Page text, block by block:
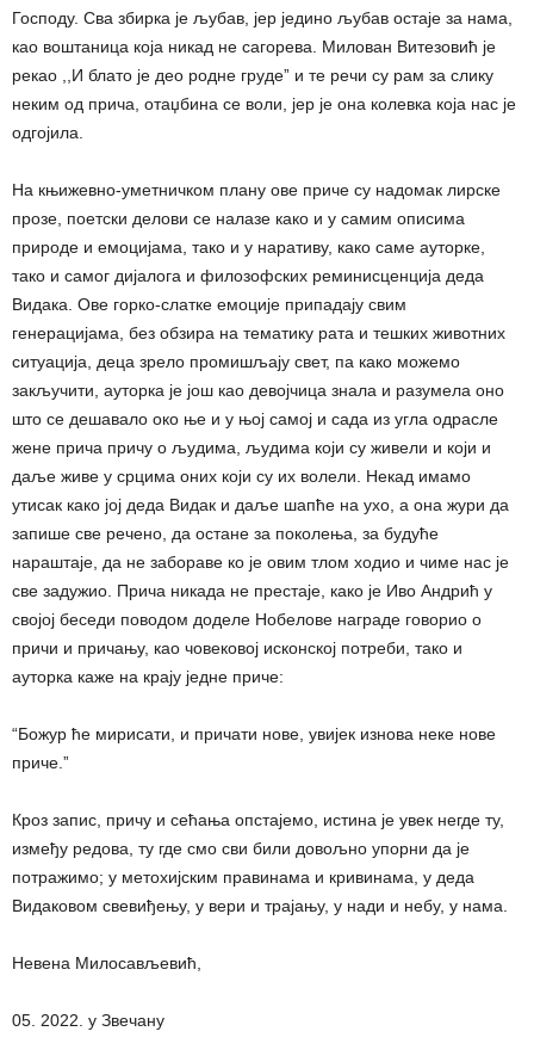
Господу. Сва збирка је љубав, јер једино љубав остаје за нама,
као воштаница која никад не сагорева. Милован Витезовић је
рекао ,,И блато је део родне грудеˮ и те речи су рам за слику
неким од прича, отаџбина се воли, јер је она колевка која нас је
одгојила.
На књижевно-уметничком плану ове приче су надомак лирске
прозе, поетски делови се налазе како и у самим описима
природе и емоцијама, тако и у наративу, како саме ауторке,
тако и самог дијалога и филозофских реминисценција деда
Видака. Ове горко-слатке емоције припадају свим
генерацијама, без обзира на тематику рата и тешких животних
ситуација, деца зрело промишљају свет, па како можемо
закључити, ауторка је још као девојчица знала и разумела оно
што се дешавало око ње и у њој самој и сада из угла одрасле
жене прича причу о људима, људима који су живели и који и
даље живе у срцима оних који су их волели. Некад имамо
утисак како јој деда Видак и даље шапће на ухо, а она жури да
запише све речено, да остане за поколења, за будуће
нараштаје, да не забораве ко је овим тлом ходио и чиме нас је
све задужио. Прича никада не престаје, како је Иво Андрић у
својој беседи поводом доделе Нобелове награде говорио о
причи и причању, као човековој исконској потреби, тако и
ауторка каже на крају једне приче:
“Божур ће мирисати, и причати нове, увијек изнова неке нове
приче.ˮ
Кроз запис, причу и сећања опстајемо, истина је увек негде ту,
између редова, ту где смо сви били довољно упорни да је
потражимо; у метохијским правинама и кривинама, у деда
Видаковом свевиђењу, у вери и трајању, у нади и небу, у нама.
Невена Милосављевић,
05. 2022. у Звечану